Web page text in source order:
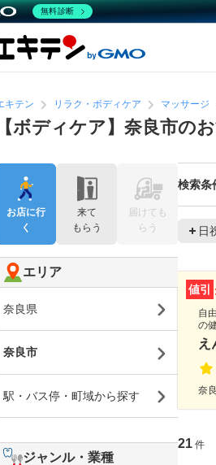
キテン リラク・ボディケア マッサージ
【ボディケア】奈良市の
検索条
日
値引
自
の
え
奈
21 件
お店に行
く
来て
もらう
届けても
らう
エリア
奈良県
奈良市
駅・バス停・町域から探す
ジャンル・業種
無料診断